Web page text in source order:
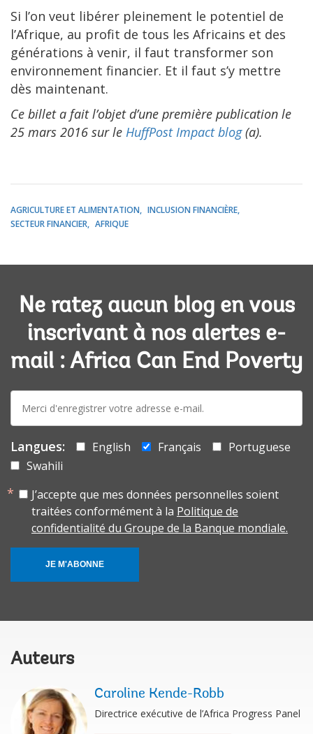
Si l’on veut libérer pleinement le potentiel de
l’Afrique, au profit de tous les Africains et des
générations à venir, il faut transformer son
environnement financier. Et il faut s’y mettre
dès maintenant.
Ce billet a fait l’objet d’une première publication le
25 mars 2016 sur le HuffPost Impact blog(a).
AGRICULTURE ET ALIMENTATION
INCLUSION FINANCIÈRE
SECTEUR FINANCIER
AFRIQUE
Ne ratez aucun blog en vous
inscrivant à nos alertes e-
mail : Africa Can End Poverty
E-
mail:
Langues: English Français
Portuguese
Swahili
J’accepte que mes données personnelles soient
traitées conformément à la Politique de
confidentialité du Groupe de la Banque mondiale.
JE M'ABONNE
Auteurs
​Caroline Kende-Robb
Directrice exécutive de l’Africa Progress Panel